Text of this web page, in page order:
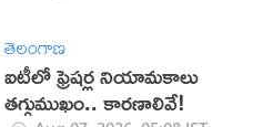
తెలంగాణ
ఐటీలో ఫ్రెషర్ల నియామకాలు
తగ్గుముఖం.. కారణాలివే!